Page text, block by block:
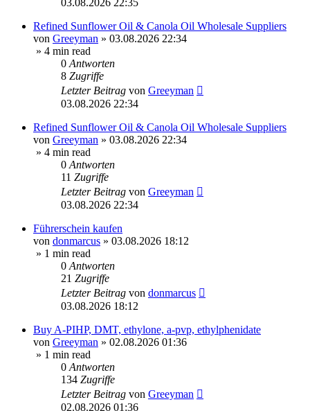
Refined Sunflower Oil & Canola Oil Wholesale Suppliers
von Greeyman » 03.08.2026 22:34
» 4 min read
0 Antworten
8 Zugriffe
Letzter Beitrag von Greeyman
03.08.2026 22:34
Refined Sunflower Oil & Canola Oil Wholesale Suppliers
von Greeyman » 03.08.2026 22:34
» 4 min read
0 Antworten
11 Zugriffe
Letzter Beitrag von Greeyman
03.08.2026 22:34
Führerschein kaufen
von donmarcus » 03.08.2026 18:12
» 1 min read
0 Antworten
21 Zugriffe
Letzter Beitrag von donmarcus
03.08.2026 18:12
Buy A-PIHP, DMT, ethylone, a-pvp, ethylphenidate
von Greeyman » 02.08.2026 01:36
» 1 min read
0 Antworten
134 Zugriffe
Letzter Beitrag von Greeyman
02.08.2026 01:36